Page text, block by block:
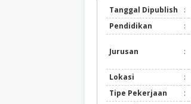
Tanggal Dipublish :
Pendidikan
:
Jurusan :
Lokasi
:
Tipe Pekerjaan
: